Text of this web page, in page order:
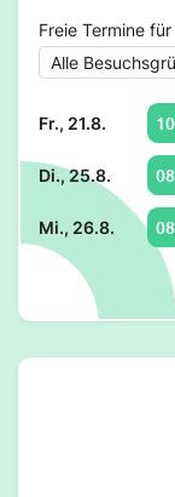
Freie Termine für
Fr., 21.8.
Di., 25.8.
Mi., 26.8.